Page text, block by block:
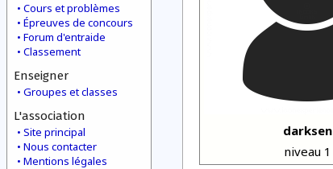
Cours et problèmes
Épreuves de concours
Forum d'entraide
Classement
Enseigner
Groupes et classes
L'association
Site principal
Nous contacter
Mentions légales
darksen
niveau 1